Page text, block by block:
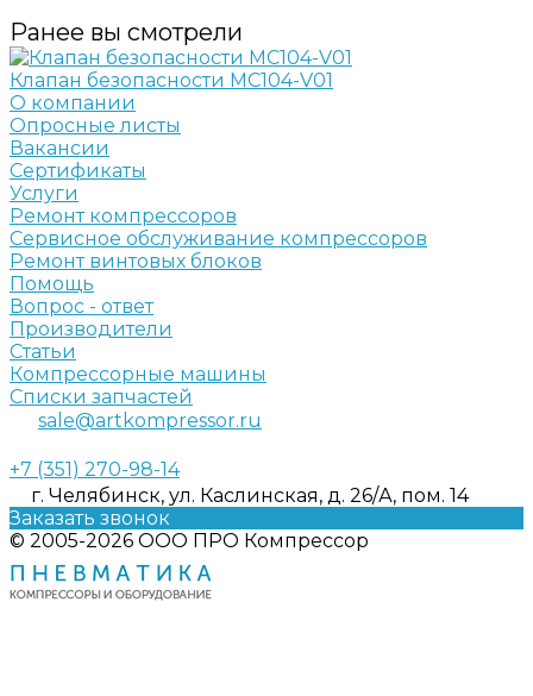
Ранее вы смотрели
Клапан безопасности MC104-V01
О компании
Опросные листы
Вакансии
Сертификаты
Услуги
Ремонт компрессоров
Сервисное обслуживание компрессоров
Ремонт винтовых блоков
Помощь
Вопрос - ответ
Производители
Статьи
Компрессорные машины
Списки запчастей
sale@artkompressor.ru
+7 (351) 270-98-14
г. Челябинск, ул. Каслинская, д. 26/А, пом. 14
Заказать звонок
© 2005-2026 ООО ПРО Компрессор